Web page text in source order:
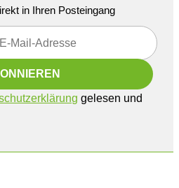
in Ihren Posteingang
gelesen und